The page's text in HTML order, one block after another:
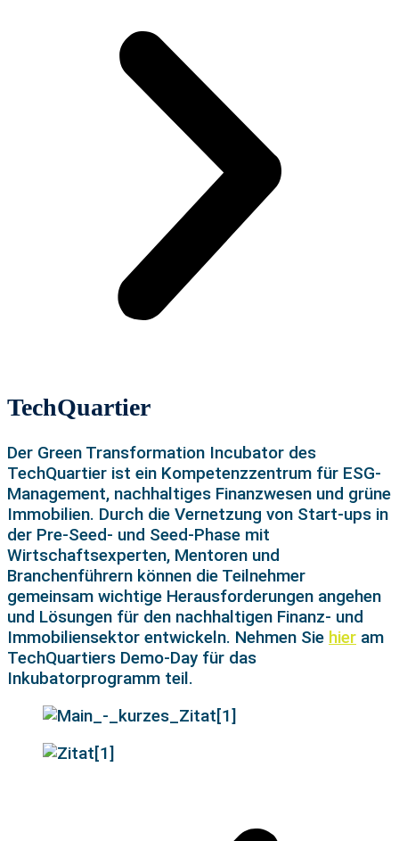
TechQuartier
Der Green Transformation Incubator des
TechQuartier ist ein Kompetenzzentrum für ESG-
Management, nachhaltiges Finanzwesen und grüne
Immobilien. Durch die Vernetzung von Start-ups in
der Pre-Seed- und Seed-Phase mit
Wirtschaftsexperten, Mentoren und
Branchenführern können die Teilnehmer
gemeinsam wichtige Herausforderungen angehen
und Lösungen für den nachhaltigen Finanz- und
Immobiliensektor entwickeln. Nehmen Sie hier am
TechQuartiers Demo-Day für das
Inkubatorprogramm teil.